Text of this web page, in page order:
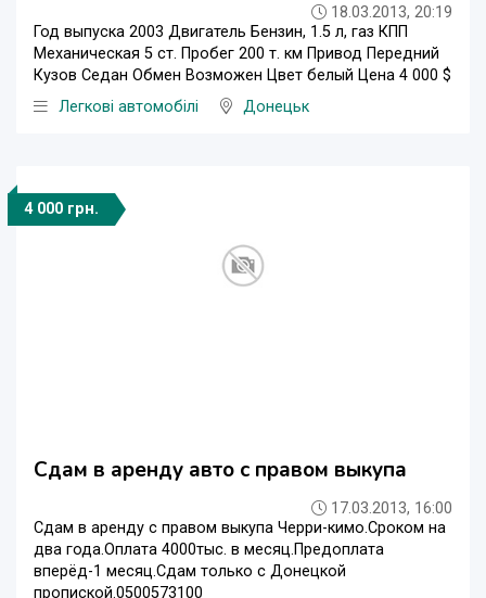
18.03.2013, 20:19
Год выпуска 2003 Двигатель Бензин, 1.5 л, газ КПП
Механическая 5 ст. Пробег 200 т. км Привод Передний
Кузов Седан Обмен Возможен Цвет белый Цена 4 000 $
Легкові автомобілі
Донецьк
4 000 грн.
Сдам в аренду авто с правом выкупа
17.03.2013, 16:00
Сдам в аренду с правом выкупа Черри-кимо.Сроком на
два года.Оплата 4000тыс. в месяц.Предоплата
вперёд-1 месяц.Сдам только с Донецкой
пропиской.0500573100